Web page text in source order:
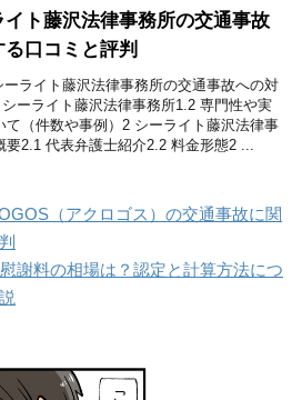
イト藤沢法律事務所の交通事故
る口コミと評判
ーライト藤沢法律事務所の交通事故への対
ーライト藤沢法律事務所1.2 専門性や実
て（件数や事例）2 シーライト藤沢法律事
要2.1 代表弁護士紹介2.2 料金形態2 ...
（アクロゴス）の交通事故に関
謝料の相場は？認定と計算方法につ